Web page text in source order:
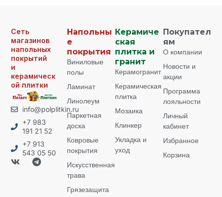
Сеть
магазинов
напольных
покрытий
и
керамическ
ой плитки
info@polplitkin.ru
+7 983
191 21 52
+7 913
543 05 50
Напольны
е
покрытия
Виниловые
полы
Ламинат
Линолеум
Паркетная
доска
Ковровые
покрытия
Искусственная
трава
Грязезащита
Керамиче
ская
плитка и
гранит
Керамогранит
Керамическая
плитка
Мозаика
Клинкер
Укладка и
уход
Покупател
ям
О компании
Новости и
акции
Программа
лояльности
Личный
кабинет
Избранное
Корзина